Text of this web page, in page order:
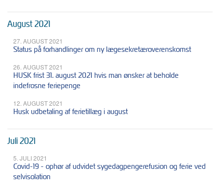
August 2021
27. AUGUST 2021
Status på forhandlinger om ny lægesekretæroverenskomst
26. AUGUST 2021
HUSK frist 31. august 2021 hvis man ønsker at beholde
indefrosne feriepenge
12. AUGUST 2021
Husk udbetaling af ferietillæg i august
Juli 2021
5. JULI 2021
Covid-19 - ophør af udvidet sygedagpengerefusion og ferie ved
selvisolation